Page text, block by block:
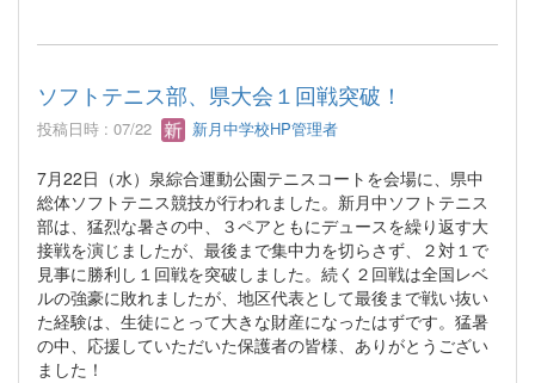
ソフトテニス部、県大会１回戦突破！
投稿日時 : 07/22 新月中学校HP管理者
7月22日（水）泉綜合運動公園テニスコートを会場に、県中
総体ソフトテニス競技が行われました。新月中ソフトテニス
部は、猛烈な暑さの中、３ペアともにデュースを繰り返す大
接戦を演じましたが、最後まで集中力を切らさず、２対１で
見事に勝利し１回戦を突破しました。続く２回戦は全国レベ
ルの強豪に敗れましたが、地区代表として最後まで戦い抜い
た経験は、生徒にとって大きな財産になったはずです。猛暑
の中、応援していただいた保護者の皆様、ありがとうござい
ました！